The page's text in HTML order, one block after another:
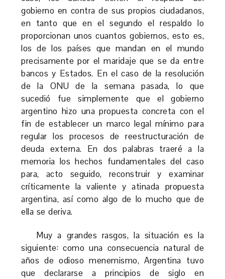
gobierno en contra de sus propios ciudadanos,
en tanto que en el segundo el respaldo lo
proporcionan unos cuantos gobiernos, esto es,
los de los países que mandan en el mundo
precisamente por el maridaje que se da entre
bancos y Estados. En el caso de la resolución
de la ONU de la semana pasada, lo que
sucedió fue simplemente que el gobierno
argentino hizo una propuesta concreta con el
fin de establecer un marco legal mínimo para
regular los procesos de reestructuración de
deuda externa. En dos palabras traeré a la
memoria los hechos fundamentales del caso
para, acto seguido, reconstruir y examinar
críticamente la valiente y atinada propuesta
argentina, así como algo de lo mucho que de
ella se deriva.
Muy a grandes rasgos, la situación es la
siguiente: como una consecuencia natural de
años de odioso menemismo, Argentina tuvo
que declararse a principios de siglo en